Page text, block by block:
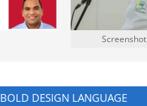
Screenshot
BOLD DESIGN LANGUAGE